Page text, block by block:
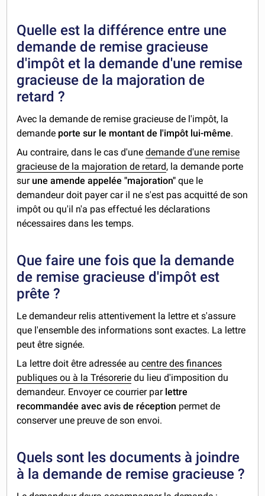
Quelle est la différence entre une
demande de remise gracieuse
d'impôt et la demande d'une remise
gracieuse de la majoration de
retard ?
Avec la demande de remise gracieuse de l'impôt, la
demande porte sur le montant de l'impôt lui-même.
Au contraire, dans le cas d'unedemande d'une remise
gracieuse de la majoration de retard, la demande porte
sur une amende appelée "majoration" que le
demandeur doit payer car il ne s'est pas acquitté de son
impôt ou qu'il n'a pas effectué les déclarations
nécessaires dans les temps.
Que faire une fois que la demande
de remise gracieuse d'impôt est
prête ?
Le demandeur relis attentivement la lettre et s'assure
que l'ensemble des informations sont exactes. La lettre
peut être signée.
La lettre doit être adressée aucentre des finances
publiques ou à la Trésorerie du lieu d'imposition du
demandeur. Envoyer ce courrier par lettre
recommandée avec avis de réception permet de
conserver une preuve de son envoi.
Quels sont les documents à joindre
à la demande de remise gracieuse ?